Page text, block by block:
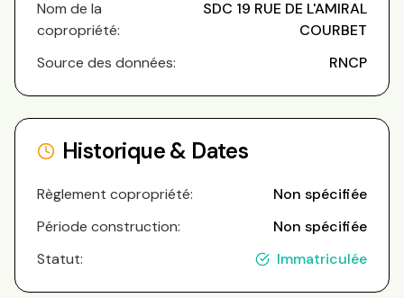
Nom de la
copropriété:
SDC 19 RUE DE L'AMIRAL
COURBET
Source des données:
RNCP
Historique & Dates
Règlement copropriété:
Non spécifiée
Période construction:
Non spécifiée
Statut:
Immatriculée